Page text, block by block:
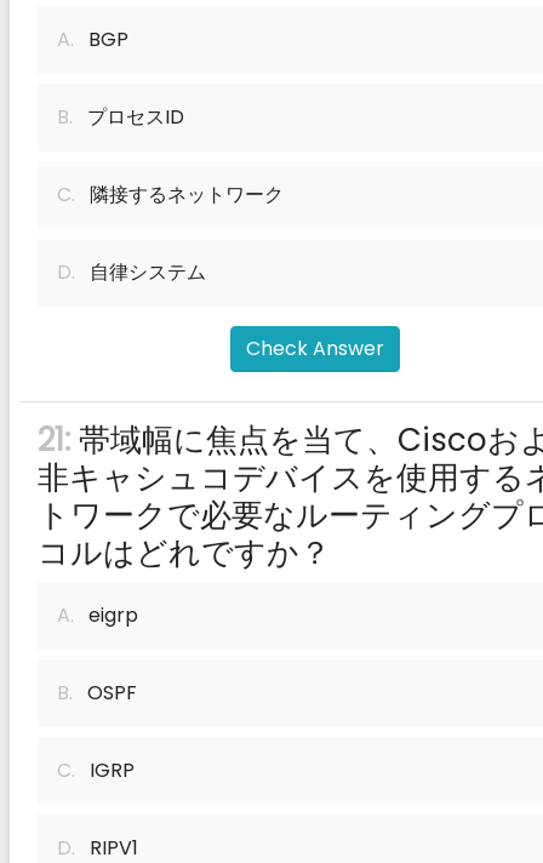
A. BGP
B. プロセスID
C. 隣接するネットワーク
D. 自律システム
Check Answer
21:帯域幅に焦点を当て、Ciscoお
非キャシュコデバイスを使用する
トワークで必要なルーティングプ
コルはどれですか？
A. eigrp
B. OSPF
C. IGRP
D. RIPV1